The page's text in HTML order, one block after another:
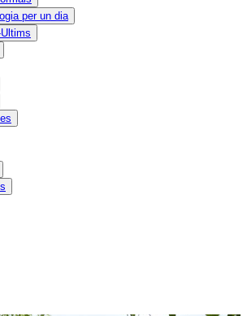
per un dia